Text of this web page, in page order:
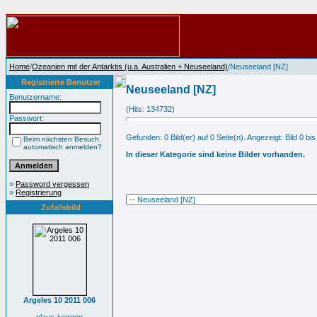
Home/Ozeanien mit der Antarktis (u.a. Australien + Neuseeland)/Neuseeland [NZ]
Registrierte Benutzer
Benutzername:
Passwort:
Beim nächsten Besuch
automatisch anmelden?
» Password vergessen
» Registrierung
Zufallsbild
Argeles 10 2011 006
Neuseeland [NZ]
(Hits: 134732)
Gefunden: 0 Bild(er) auf 0 Seite(n). Angezeigt: Bild 0 bis
In dieser Kategorie sind keine Bilder vorhanden.